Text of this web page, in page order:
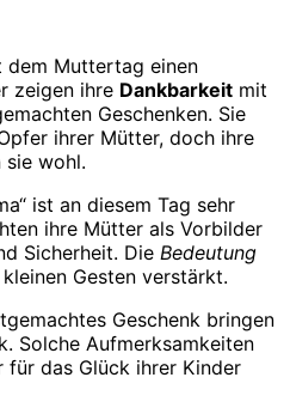
dem Muttertag einen
zeigen ihre Dankbarkeit mit
Geschenken. Sie
ihrer Mütter, doch ihre
sie wohl.
ist an diesem Tag sehr
ihre Mütter als Vorbilder
Sicherheit. Die Bedeutung
Gesten verstärkt.
Geschenk bringen
Solche Aufmerksamkeiten
das Glück ihrer Kinder